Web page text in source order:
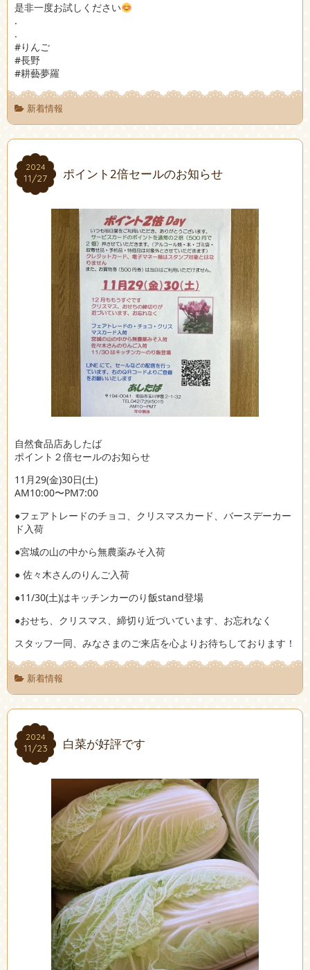
是非一度お試しください
.
.
#りんご
#長野
#耕藝夢羅
新着情報
2024
11/27
2024
11/27 ポイント2倍セールのお知らせ
自然食品店あしたば
ポイント２倍セールのお知らせ
11月29(金)30日(土)
AM10:00〜PM7:00
●フェアトレードのチョコ、クリスマスカード、バースデーカー
ド入荷
●宮城の山の中から無農薬みそ入荷
● 佐々木さんのりんご入荷
●11/30(土)はキッチンカーのり飯stand登場
●おせち、クリスマス、締切り近づいています、お忘れなく
スタッフ一同、みなさまのご来店を心よりお待ちしております！
新着情報
2024
11/23
2024
11/23 白菜が好評です